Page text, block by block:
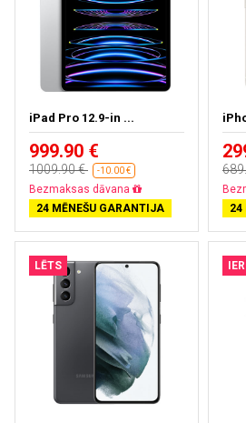
iPad Pro 12.9-in ...
999.90 €
1009.90 € -10.00 €
Bezmaksas dāvana
24 MĒNEŠU GARANTIJA
24
LĒTS